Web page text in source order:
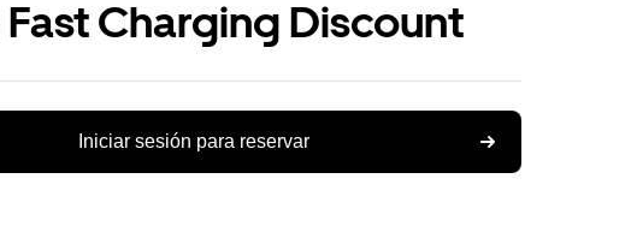
Fast Charging Discount
Iniciar sesión para reservar